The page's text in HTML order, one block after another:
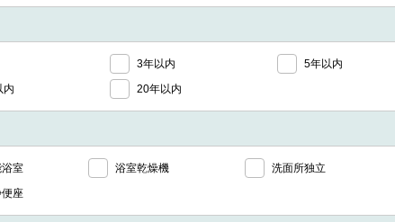
3年以内 5年以内
内 20年以内
室 浴室乾燥機
洗面所独立
座